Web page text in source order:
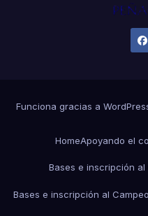
Funciona gracias a
HomeApoyando el
Bases e inscripción
Bases e inscripción al